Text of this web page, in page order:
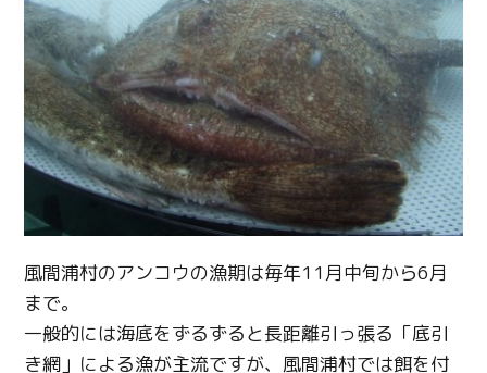
風間浦村のアンコウの漁期は毎年11月中旬から6月
まで。
一般的には海底をずるずると長距離引っ張る「底引
き網」による漁が主流ですが、風間浦村では餌を付